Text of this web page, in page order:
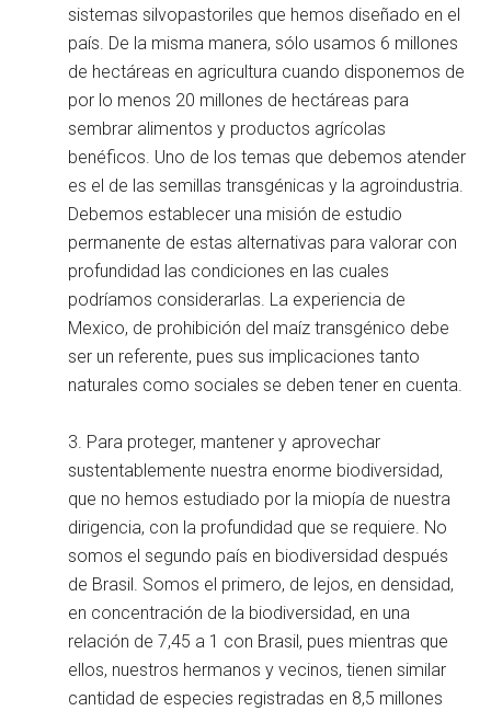
sistemas silvopastoriles que hemos diseñado en el
país. De la misma manera, sólo usamos 6 millones
de hectáreas en agricultura cuando disponemos de
por lo menos 20 millones de hectáreas para
sembrar alimentos y productos agrícolas
benéficos. Uno de los temas que debemos atender
es el de las semillas transgénicas y la agroindustria.
Debemos establecer una misión de estudio
permanente de estas alternativas para valorar con
profundidad las condiciones en las cuales
podríamos considerarlas. La experiencia de
Mexico, de prohibición del maíz transgénico debe
ser un referente, pues sus implicaciones tanto
naturales como sociales se deben tener en cuenta.
3. Para proteger, mantener y aprovechar
sustentablemente nuestra enorme biodiversidad,
que no hemos estudiado por la miopía de nuestra
dirigencia, con la profundidad que se requiere. No
somos el segundo país en biodiversidad después
de Brasil. Somos el primero, de lejos, en densidad,
en concentración de la biodiversidad, en una
relación de 7,45 a 1 con Brasil, pues mientras que
ellos, nuestros hermanos y vecinos, tienen similar
cantidad de especies registradas en 8,5 millones